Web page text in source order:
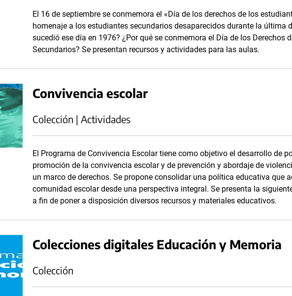
El 16 de septiembre se conmemora el «Día de los derechos de los
homenaje a los estudiantes secundarios desaparecidos durante la última
sucedió ese día en 1976? ¿Por qué se conmemora el Día de los Derechos
Secundarios? Se presentan recursos y actividades para las aulas.
Convivencia escolar
Colección | Actividades
El Programa de Convivencia Escolar tiene como objetivo el desarrollo de
promoción de la convivencia escolar y de prevención y abordaje de
un marco de derechos. Se propone consolidar una política educativa que
comunidad escolar desde una perspectiva integral. Se presenta la
a fin de poner a disposición diversos recursos y materiales educativos.
Colecciones digitales Educación y Memoria
Colección